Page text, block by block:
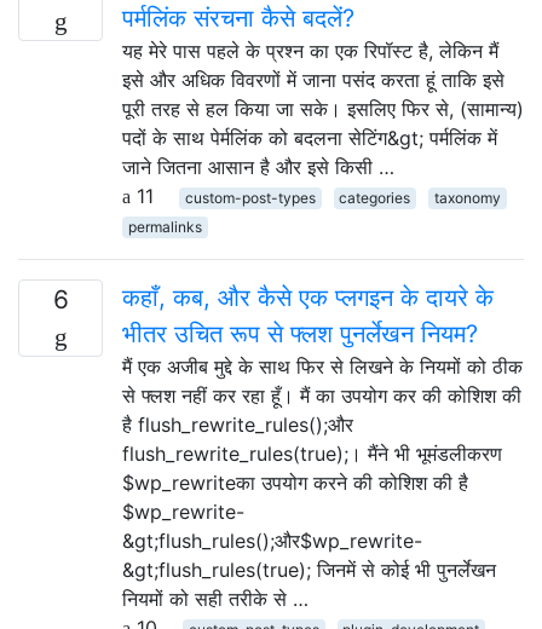
पर्मलिंक संरचना कैसे बदलें?
यह मेरे पास पहले के प्रश्न का एक रिपॉस्ट है, लेकिन मैं
इसे और अधिक विवरणों में जाना पसंद करता हूं ताकि इसे
पूरी तरह से हल किया जा सके। इसलिए फिर से, (सामान्य)
पदों के साथ पेर्मलिंक को बदलना सेटिंग&gt; पर्मलिंक में
जाने जितना आसान है और इसे किसी …
11
custom-post-types categories
taxonomy
permalinks
6
कहाँ, कब, और कैसे एक प्लगइन के दायरे के
भीतर उचित रूप से फ्लश पुनर्लेखन नियम?
मैं एक अजीब मुद्दे के साथ फिर से लिखने के नियमों को ठीक
से फ्लश नहीं कर रहा हूँ। मैं का उपयोग कर की कोशिश की
है flush_rewrite_rules();और
flush_rewrite_rules(true);। मैंने भी भूमंडलीकरण
$wp_rewriteका उपयोग करने की कोशिश की है
$wp_rewrite-
&gt;flush_rules();और$wp_rewrite-
&gt;flush_rules(true); जिनमें से कोई भी पुनर्लेखन
नियमों को सही तरीके से …